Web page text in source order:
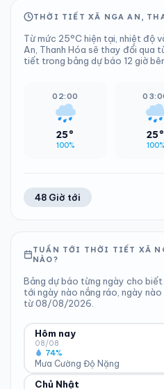
THỜI TIẾT XÃ NGA AN,
Từ mức 25°C hiện tại, nhiệt độ
An, Thanh Hóa sẽ thay đổi qua
tiết trong bảng dự báo 12 giờ
02:00
25°
100%
25°
100%
48 Giờ tới
TUẦN TỚI THỜI TIẾT XÃ
NÀO?
Bảng dự báo từng ngày cho biết
tới ngày nào nắng ráo, ngày
từ 08/08/2026.
Hôm nay
08/08
Mưa Cường Độ Nặng
74%
ĐỘ ẨM
Chủ Nhật